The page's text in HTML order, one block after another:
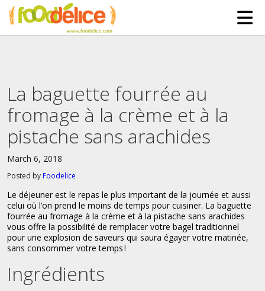
SERVICES
PARTNERSHIPS
The Mad Bakers
BLOG
La baguette fourrée au
fromage à la crème et à la
pistache sans arachides
March 6, 2018
Posted by Foodelice
Le déjeuner est le repas le plus important de la journée et aussi
celui où l’on prend le moins de temps pour cuisiner. La baguette
fourrée au fromage à la crème et à la pistache sans arachides
vous offre la possibilité de remplacer votre bagel traditionnel
pour une explosion de saveurs qui saura égayer votre matinée,
sans consommer votre temps !
Ingrédients